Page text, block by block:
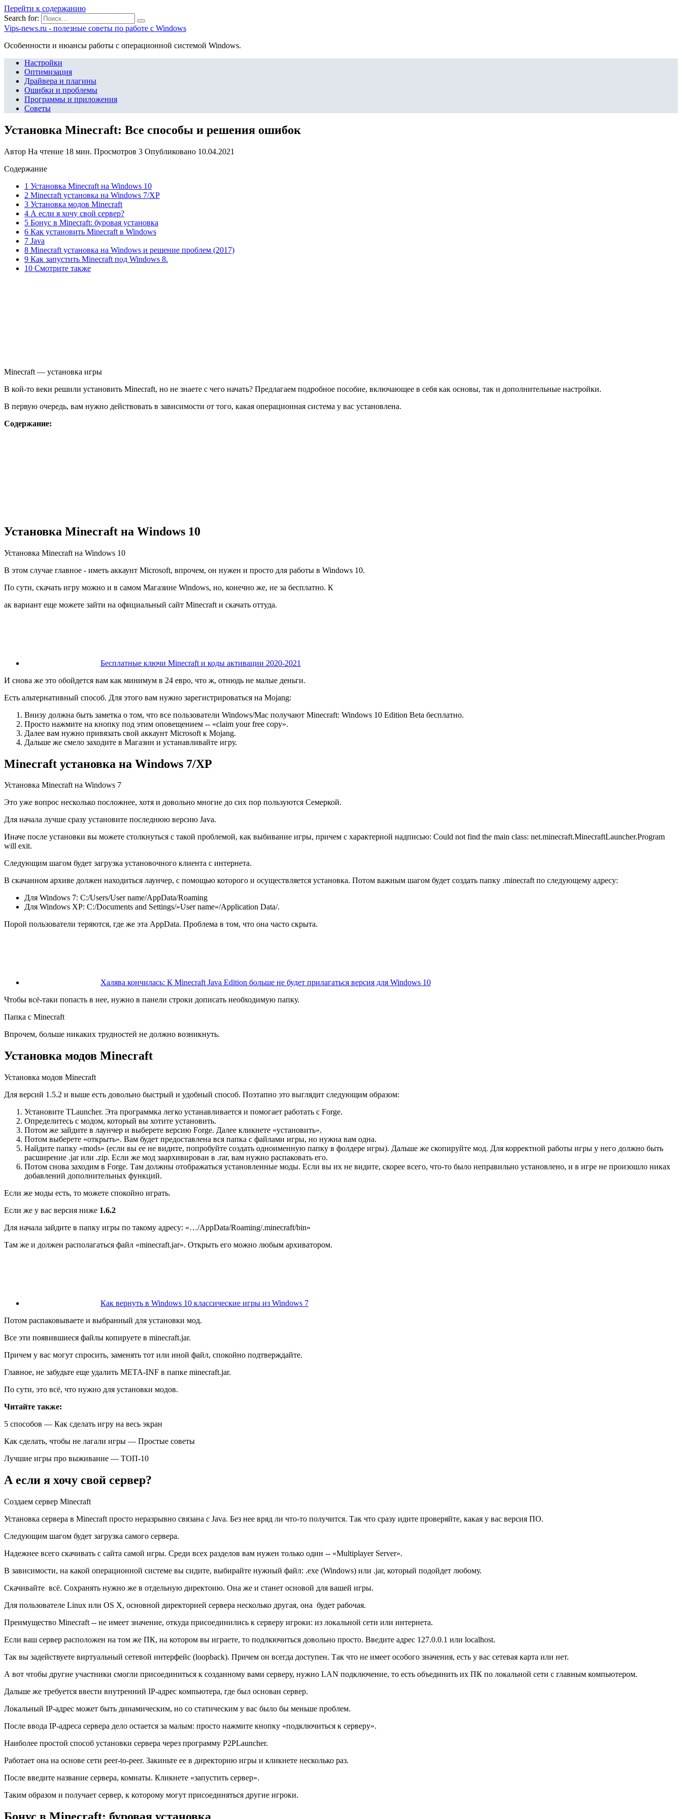
Перейти к содержанию
Search for:
Vips-news.ru - полезные советы по работе с Windows
Особенности и нюансы работы с операционной системой Windows.
Настройки
Оптимизация
Драйвера и плагины
Ошибки и проблемы
Программы и приложения
Советы
Установка Minecraft: Все способы и решения ошибок
Автор На чтение 18 мин. Просмотров 3 Опубликовано 10.04.2021
Содержание
1 Установка Minecraft на Windows 10
2 Minecraft установка на Windows 7/XP
3 Установка модов Minecraft
4 А если я хочу свой сервер?
5 Бонус в Minecraft: буровая установка
6 Как установить Minecraft в Windows
7 Java
8 Minecraft установка на Windows и решение проблем (2017)
9 Как запустить Minecraft под Windows 8.
10 Смотрите также
Minecraft — установка игры
В кой-то веки решили установить Minecraft, но не знаете с чего начать? Предлагаем подробное пособие, включающее в себя как основы, так и дополнительные настройки.
В первую очередь, вам нужно действовать в зависимости от того, какая операционная система у вас установлена.
Содержание:
Установка Minecraft на Windows 10
Установка Minecraft на Windows 10
В этом случае главное ‑ иметь аккаунт Microsoft, впрочем, он нужен и просто для работы в Windows 10.
По сути, скачать игру можно и в самом Магазине Windows, но, конечно же, не за бесплатно. К
ак вариант еще можете зайти на официальный сайт Minecraft и скачать оттуда.
Бесплатные ключи Minecraft и коды активации 2020-2021
И снова же это обойдется вам как минимум в 24 евро, что ж, отнюдь не малые деньги.
Есть альтернативный способ. Для этого вам нужно зарегистрироваться на Mojang:
Внизу должна быть заметка о том, что все пользователи Windows/Mac получают Minecraft: Windows 10 Edition Beta бесплатно.
Просто нажмите на кнопку под этим оповещением ‑‑ «claim your free copy».
Далее вам нужно привязать свой аккаунт Microsoft к Mojang.
Дальше же смело заходите в Магазин и устанавливайте игру.
Minecraft установка на Windows 7/XP
Установка Minecraft на Windows 7
Это уже вопрос несколько посложнее, хотя и довольно многие до сих пор пользуются Семеркой.
Для начала лучше сразу установите последнюю версию Java.
Иначе после установки вы можете столкнуться с такой проблемой, как выбивание игры, причем с характерной надписью: Cоuld nоt find thе mаin clаss: nеt.minecraft.MinеcrаftLаunсhеr.Prоgrаm
will ехit.
Следующим шагом будет загрузка установочного клиента с интернета.
В скачанном архиве должен находиться лаунчер, с помощью которого и осуществляется установка. Потом важным шагом будет создать папку .minecraft по следующему адресу:
Для Windows 7: C:/Users/User name/AppData/Roaming
Для Windows XP: C:/Documents and Settings/»User name»/Application Data/.
Порой пользователи теряются, где же эта AppData. Проблема в том, что она часто скрыта.
Халява кончилась: К Minecraft Java Edition больше не будет прилагаться версия для Windows 10
Чтобы всё-таки попасть в нее, нужно в панели строки дописать необходимую папку.
Папка с Minecraft
Впрочем, больше никаких трудностей не должно возникнуть.
Установка модов Minecraft
Установка модов Minecraft
Для версий 1.5.2 и выше есть довольно быстрый и удобный способ. Поэтапно это выглядит следующим образом:
Установите TLauncher. Эта программка легко устанавливается и помогает работать с Forge.
Определитесь с модом, который вы хотите установить.
Потом же зайдите в лаунчер и выберете версию Forge. Далее кликнете «установить».
Потом выберете «открыть». Вам будет предоставлена вся папка с файлами игры, но нужна вам одна.
Найдите папку «mods» (если вы ее не видите, попробуйте создать одноименную папку в фолдере игры). Дальше же скопируйте мод. Для корректной работы игры у него должно быть
расширение .jar или .zip. Если же мод заархивирован в .rar, вам нужно распаковать его.
Потом снова заходим в Forge. Там должны отображаться установленные моды. Если вы их не видите, скорее всего, что-то было неправильно установлено, и в игре не произошло никах
добавлений дополнительных функций.
Если же моды есть, то можете спокойно играть.
Если же у вас версия ниже 1.6.2
Для начала зайдите в папку игры по такому адресу: «…/AppData/Roaming/.minecraft/bin»
Там же и должен располагаться файл «minecraft.jar». Открыть его можно любым архиватором.
Как вернуть в Windows 10 классические игры из Windows 7
Потом распаковываете и выбранный для установки мод.
Все эти появившиеся файлы копируете в minecraft.jar.
Причем у вас могут спросить, заменять тот или иной файл, спокойно подтверждайте.
Главное, не забудьте еще удалить META-INF в папке minecraft.jar.
По сути, это всё, что нужно для установки модов.
Читайте также:
5 способов — Как сделать игру на весь экран
Как сделать, чтобы не лагали игры — Простые советы
Лучшие игры про выживание — ТОП-10
А если я хочу свой сервер?
Создаем сервер Minecraft
Установка сервера в Minecraft просто неразрывно связана с Java. Без нее вряд ли что-то получится. Так что сразу идите проверяйте, какая у вас версия ПО.
Следующим шагом будет загрузка самого сервера.
Надежнее всего скачивать с сайта самой игры. Среди всех разделов вам нужен только один ‑‑ «Multiplayer Server».
В зависимости, на какой операционной системе вы сидите, выбирайте нужный файл: .exe (Windows) или .jar, который подойдет любому.
Скачивайте всё. Сохранять нужно же в отдельную директоию. Она же и станет основой для вашей игры.
Для пользователе Linux или OS X, основной директорией сервера несколько другая, она будет рабочая.
Преимущество Minecraft ‑‑ не имеет значение, откуда присоединились к серверу игроки: из локальной сети или интернета.
Если ваш сервер расположен на том же ПК, на котором вы играете, то подлкючиться довольно просто. Введите адрес 127.0.0.1 или localhost.
Так вы задействуете виртуальный сетевой интерфейс (loopback). Причем он всегда доступен. Так что не имеет особого значения, есть у вас сетевая карта или нет.
А вот чтобы другие участники смогли присоединиться к созданному вами серверу, нужно LAN подключение, то есть объединить их ПК по локальной сети с главным компьютером.
Дальше же требуется ввести внутренний IP-адрес компьютера, где был основан сервер.
Локальный IP-адрес может быть динамическим, но со статическим у вас было бы меньше проблем.
После ввода IP-адреса сервера дело остается за малым: просто нажмите кнопку «подключиться к серверу».
Наиболее простой способ установки сервера через программу P2PLauncher.
Работает она на основе сети peer-to-peer. Закиньте ее в директорию игры и кликнете несколько раз.
После введите название сервера, комнаты. Кликнете «запустить сервер».
Таким образом и получает сервер, к которому могут присоединяться другие игроки.